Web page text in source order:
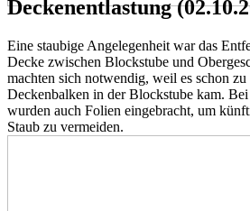
Deckenentlastung
Eine staubige Angelegenheit war das
Decke zwischen Blockstube und
machten sich notwendig, weil es schon
Deckenbalken in der Blockstube kam.
wurden auch Folien eingebracht, um
Staub zu vermeiden.